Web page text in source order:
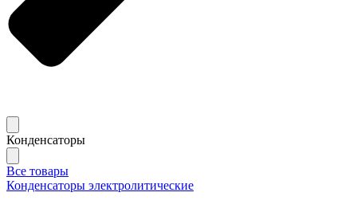
Конденсаторы
Все товары
Конденсаторы электролитические